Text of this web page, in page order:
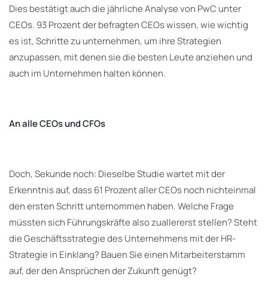
Dies bestätigt auch die jährliche Analyse von PwC unter
CEOs. 93 Prozent der befragten CEOs wissen, wie wichtig
es ist, Schritte zu unternehmen, um ihre Strategien
anzupassen, mit denen sie die besten Leute anziehen und
auch im Unternehmen halten können.
An alle CEOs und CFOs
Doch, Sekunde noch: Dieselbe Studie wartet mit der
Erkenntnis auf, dass 61 Prozent aller CEOs noch nichteinmal
den ersten Schritt unternommen haben. Welche Frage
müssten sich Führungskräfte also zuallererst stellen? Steht
die Geschäftsstrategie des Unternehmens mit der HR-
Strategie in Einklang? Bauen Sie einen Mitarbeiterstamm
auf, der den Ansprüchen der Zukunft genügt?